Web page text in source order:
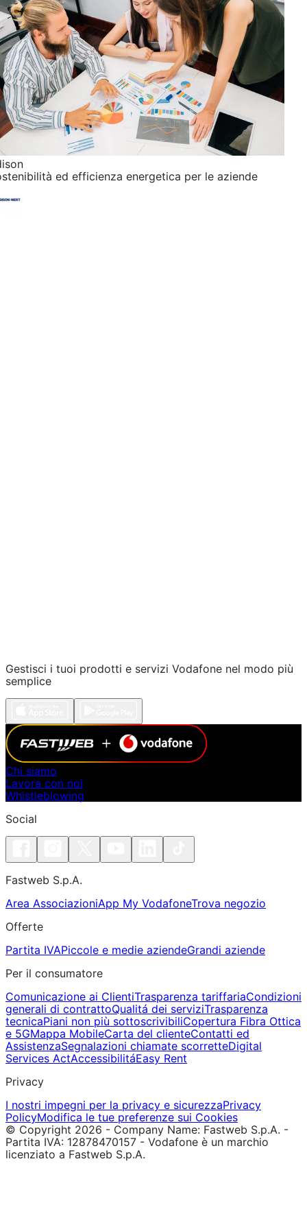
ed efficienza energetica per le aziende
Gestisci i tuoi prodotti e servizi Vodafone nel modo più
semplice
Chi siamo
Lavora con noi
Whistleblowing
Social
Fastweb S.p.A.
Area AssociazioniApp My VodafoneTrova negozio
Offerte
Partita IVAPiccole e medie aziendeGrandi aziende
Per il consumatore
Comunicazione ai ClientiTrasparenza tariffariaCondizioni
generali di contrattoQualitá dei serviziTrasparenza
tecnicaPiani non più sottoscrivibiliCopertura Fibra Ottica
e 5GMappa MobileCarta del clienteContatti ed
AssistenzaSegnalazioni chiamate scorretteDigital
Services ActAccessibilitáEasy Rent
Privacy
I nostri impegni per la privacy e sicurezzaPrivacy
PolicyModifica le tue preferenze sui Cookies
© Copyright 2026 - Company Name: Fastweb S.p.A. -
Partita IVA: 12878470157 - Vodafone è un marchio
licenziato a Fastweb S.p.A.